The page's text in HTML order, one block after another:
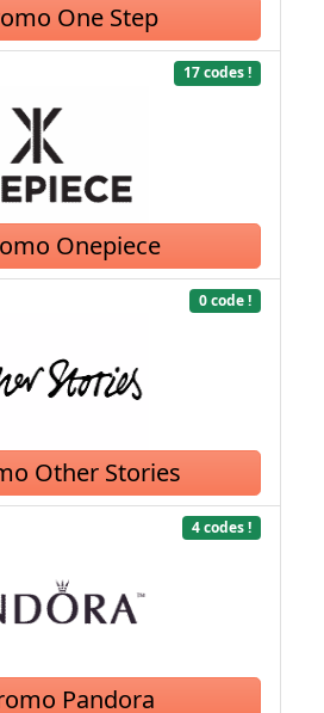
One Step
17 codes !
Onepiece
0 code !
Other Stories
4 codes !
Pandora